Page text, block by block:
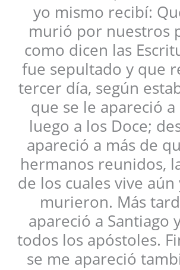
yo mismo recibí:
murió por nuestros
como dicen las
fue sepultado y que
tercer día, según
que se le apareció
luego a los Doce;
apareció a más de
hermanos reunidos,
de los cuales vive
murieron. Más
apareció a Santiago
todos los apóstoles.
se me apareció